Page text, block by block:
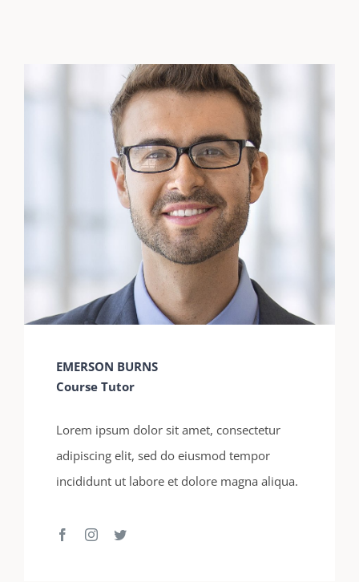
EMERSON BURNS
Course Tutor
Lorem ipsum dolor sit amet, consectetur
adipiscing elit, sed do eiusmod tempor
incididunt ut labore et dolore magna aliqua.